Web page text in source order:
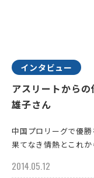
インタビュー
アスリートから
雄子さん
中国プロリーグで優
果てなき情熱とこれか
2014.05.12